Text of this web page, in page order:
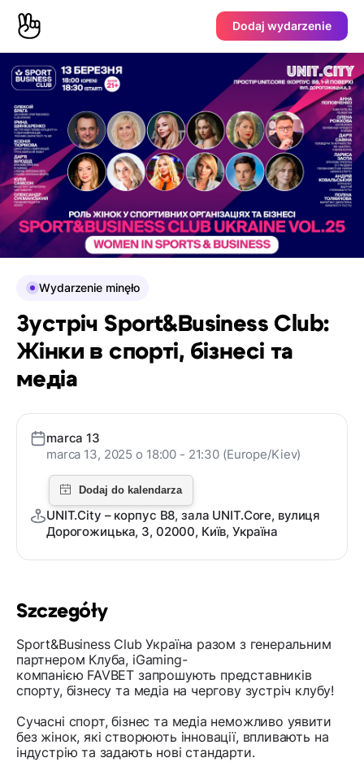
Dodaj wydarzenie
Szczegóły
Sport&Business Club Україна разом з генеральним
партнером Клуба, iGaming-
компанією FAVBET запрошують представників
спорту, бізнесу та медіа на чергову зустріч клубу!
Сучасні спорт, бізнес та медіа неможливо уявити
без жінок, які створюють інновації, впливають на
індустрію та задають нові стандарти.
Wydarzenie minęło
Зустріч Sport&Business Club:
Жінки в спорті, бізнесі та
медіа
marca 13
marca 13, 2025 o 18:00 - 21:30 (Europe/Kiev)
UNIT.City – корпус В8, зала UNIT.Core, вулиця
Дорогожицька, 3, 02000, Київ, Україна